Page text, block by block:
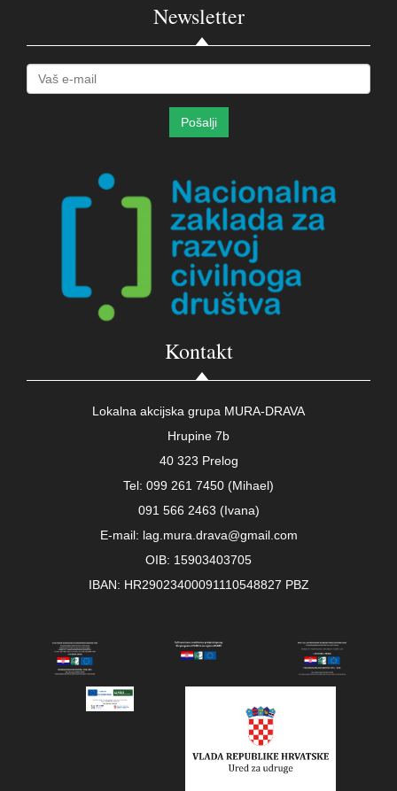
Newsletter
Kontakt
Lokalna akcijska grupa MURA-DRAVA
Hrupine 7b
40 323 Prelog
Tel: 099 261 7450 (Mihael)
091 566 2463 (Ivana)
E-mail: lag.mura.drava@gmail.com
OIB: 15903403705
IBAN: HR29023400091110548827 PBZ